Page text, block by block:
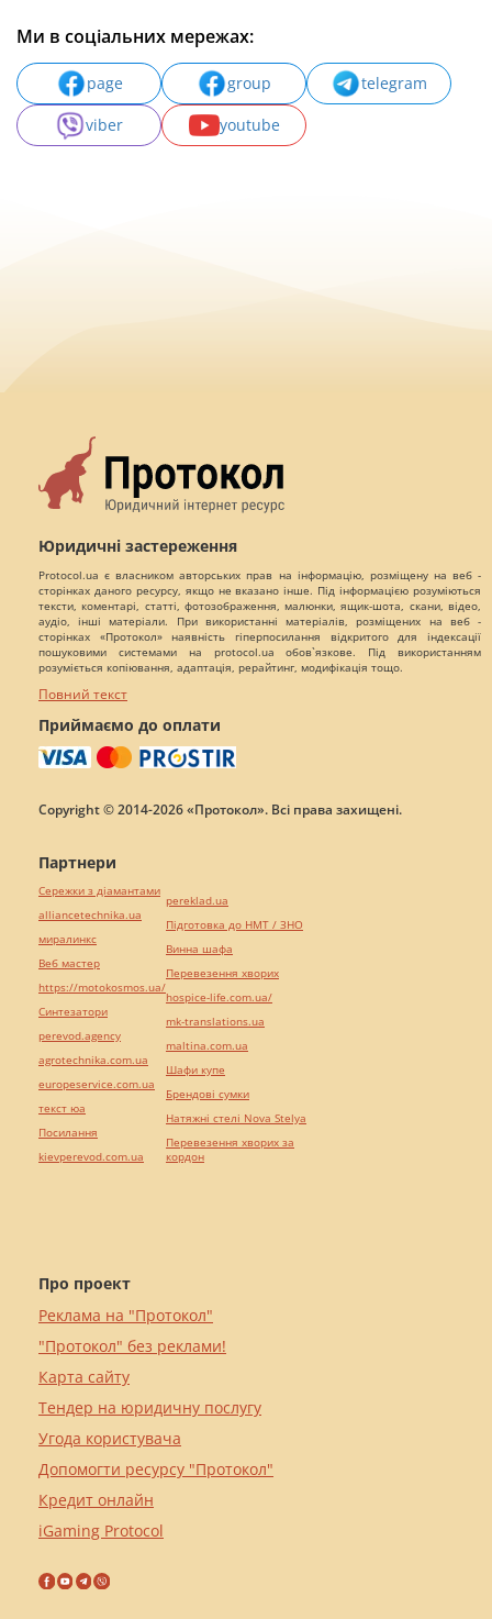
Ми в соціальних мережах:
page group
telegram
viber
youtube
Юридичні застереження
Protocol.ua є власником авторських прав на інформацію, розміщену на веб -
сторінках даного ресурсу, якщо не вказано інше. Під інформацією розуміються
тексти, коментарі, статті, фотозображення, малюнки, ящик-шота, скани, відео,
аудіо, інші матеріали. При використанні матеріалів, розміщених на веб -
сторінках «Протокол» наявність гіперпосилання відкритого для індексації
пошуковими системами на protocol.ua обов`язкове. Під використанням
розуміється копіювання, адаптація, рерайтинг, модифікація тощо.
Повний текст
Приймаємо до оплати
Copyright © 2014-2026 «Протокол». Всі права захищені.
Про проект
Реклама на "Протокол"
"Протокол" без реклами!
Карта сайту
Тендер на юридичну послугу
Угода користувача
Допомогти ресурсу "Протокол"
Кредит онлайн
iGaming Protocol
Партнери
Сережки з діамантами
alliancetechnika.ua
миралинкс
Веб мастер
https://motokosmos.ua/
Синтезатори
perevod.agency
agrotechnika.com.ua
europeservice.com.ua
текст юа
Посилання
kievperevod.com.ua
pereklad.ua
Підготовка до НМТ / ЗНО
Винна шафа
Перевезення хворих
hospice-life.com.ua/
mk-translations.ua
maltina.com.ua
Шафи купе
Брендові сумки
Натяжні стелі Nova Stelya
Перевезення хворих за
кордон